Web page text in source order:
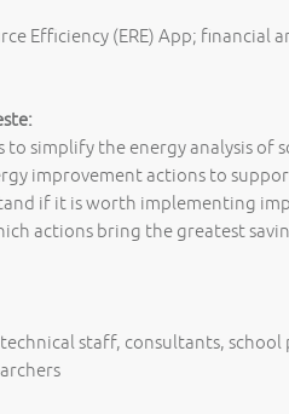
Efficiency (ERE) App; financial
to simplify the energy analysis of
improvement actions to
if it is worth implementing
actions bring the greatest
staff, consultants, school